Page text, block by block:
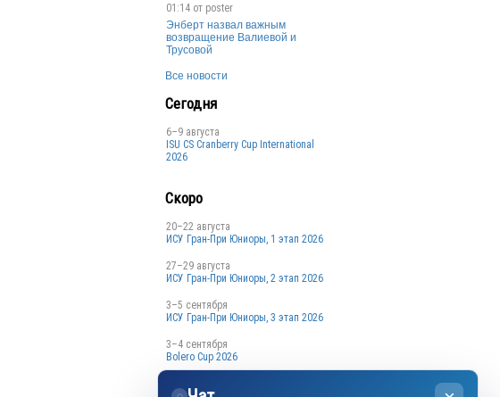
01:14 от poster
Энберт назвал важным
возвращение Валиевой и
Трусовой
Все новости
Сегодня
6–9 августа
ISU CS Cranberry Cup International
2026
Скоро
20–22 августа
ИСУ Гран-При Юниоры, 1 этап 2026
27–29 августа
ИСУ Гран-При Юниоры, 2 этап 2026
3–5 сентября
ИСУ Гран-При Юниоры, 3 этап 2026
3–4 сентября
Bolero Cup 2026